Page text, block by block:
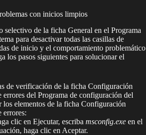
con inicios limpios
de la ficha General en el Programa
para desactivar todas las casillas de
de inicio y el comportamiento problemático
los pasos siguientes para solucionar el
de verificación de la ficha Configuración
errores del Programa de configuración del
los elementos de la ficha Configuración
errores:
clic en Ejecutar, escriba msconfig.exe en el
haga clic en Aceptar.